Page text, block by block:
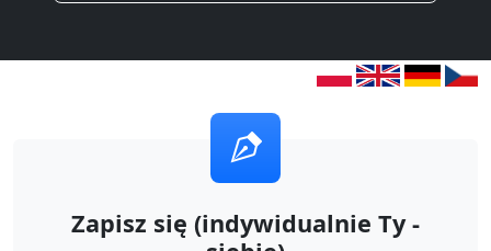
Zapisz się (indywidualnie Ty -